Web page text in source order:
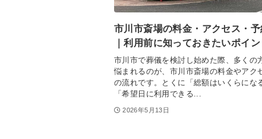
市川市斎場の料金・アクセス・
｜利用前に知っておきたいポイン
市川市で葬儀を検討し始めた際、多くの
悩まれるのが、市川市斎場の料金やアク
の流れです。とくに「総額はいくらにな
「希望日に利用できる...
2026年5月13日